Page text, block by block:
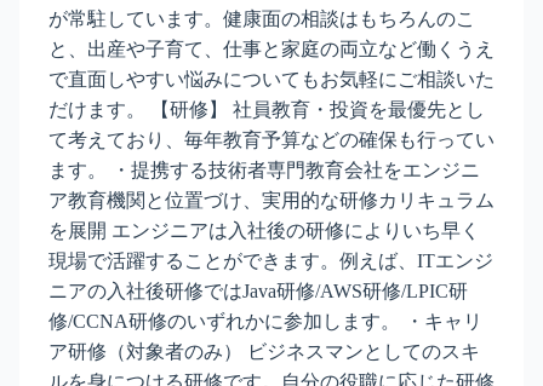
が常駐しています。健康面の相談はもちろんのこ
と、出産や子育て、仕事と家庭の両立など働くうえ
で直面しやすい悩みについてもお気軽にご相談いた
だけます。 【研修】 社員教育・投資を最優先とし
て考えており、毎年教育予算などの確保も行ってい
ます。 ・提携する技術者専門教育会社をエンジニ
ア教育機関と位置づけ、実用的な研修カリキュラム
を展開 エンジニアは入社後の研修によりいち早く
現場で活躍することができます。例えば、ITエンジ
ニアの入社後研修ではJava研修/AWS研修/LPIC研
修/CCNA研修のいずれかに参加します。 ・キャリ
ア研修（対象者のみ） ビジネスマンとしてのスキ
ルを身につける研修です。自分の役職に応じた研修